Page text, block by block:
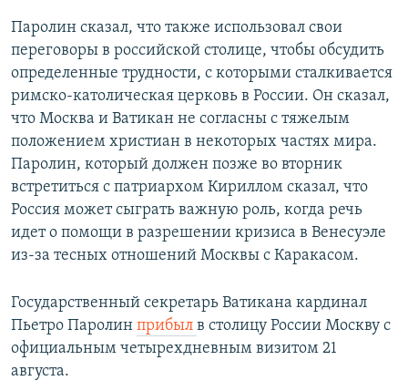
Паролин сказал, что также использовал свои
переговоры в российской столице, чтобы обсудить
определенные трудности, с которыми сталкивается
римско-католическая церковь в России. Он сказал,
что Москва и Ватикан не согласны с тяжелым
положением христиан в некоторых частях мира.
Паролин, который должен позже во вторник
встретиться с патриархом Кириллом сказал, что
Россия может сыграть важную роль, когда речь
идет о помощи в разрешении кризиса в Венесуэле
из-за тесных отношений Москвы с Каракасом.
Государственный секретарь Ватикана кардинал
Пьетро Паролин прибыл в столицу России Москву с
официальным четырехдневным визитом 21
августа.